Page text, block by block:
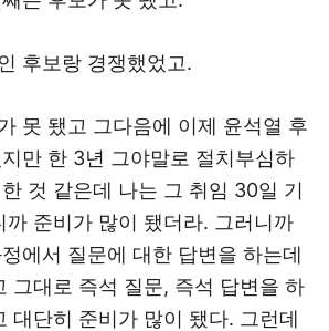
후보랑 경쟁했었고.
못 됐고 그다음에 이제 윤석열 후
만 한 3년 그야말로 절치부심하
것 같은데 나는 그 취임 30일 기
까 준비가 많이 됐더라. 그러니까
에서 질문에 대한 답변을 하는데
그대로 즉석 질문, 즉석 답변을 하
대단히 준비가 많이 됐다. 그런데